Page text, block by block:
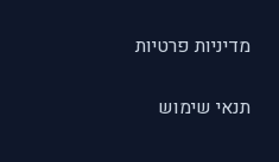
מדיניות פרטיות
תנאי שימוש